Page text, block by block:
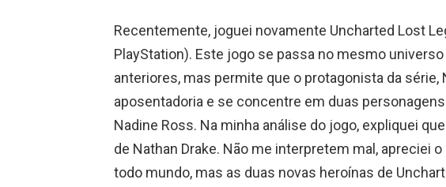
Recentemente, joguei novamente Uncharted Lost
PlayStation). Este jogo se passa no mesmo
anteriores, mas permite que o protagonista da série,
aposentadoria e se concentre em duas
Nadine Ross. Na minha análise do jogo, expliquei
de Nathan Drake. Não me interpretem mal, apreciei
todo mundo, mas as duas novas heroínas de